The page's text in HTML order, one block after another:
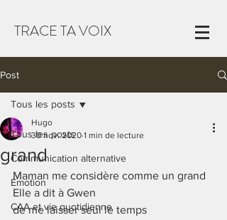
TRACE TA VOIX
Post
Tous les posts
Communication alternative
Emotion
CAA et vie quotidienne
Tous les posts
grand
Hugo
30 nov. 2020 1 min de lecture
Maman me considère comme un grand
Elle a dit à Gwen
de me laisser seul le temps